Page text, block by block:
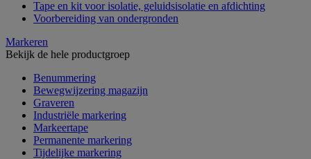
Tape en kit voor isolatie, geluidsisolatie en afdichting
Voorbereiding van ondergronden
Markeren
Bekijk de hele productgroep
Benummering
Bewegwijzering magazijn
Graveren
Industriële markering
Markeertape
Permanente markering
Tijdelijke markering